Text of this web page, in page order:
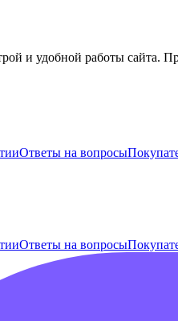
и удобной работы сайта.
Ответы на вопросы
Ответы на вопросы